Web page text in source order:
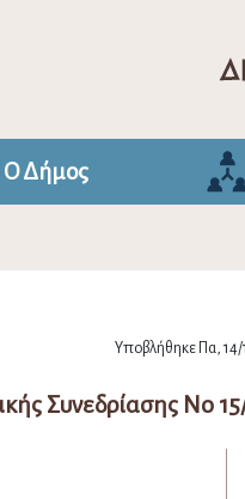
Ο Δήμος
Υποβλήθηκε Πα, 14/
Συνεδρίασης Νο